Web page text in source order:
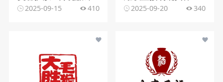
2025-09-15 410 2025-09-20 340